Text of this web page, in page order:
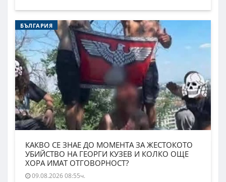
БЪЛГАРИЯ
КАКВО СЕ ЗНАЕ ДО МОМЕНТА ЗА ЖЕСТОКОТО
УБИЙСТВО НА ГЕОРГИ КУЗЕВ И КОЛКО ОЩЕ
ХОРА ИМАТ ОТГОВОРНОСТ?
09.08.2026 08:55ч.